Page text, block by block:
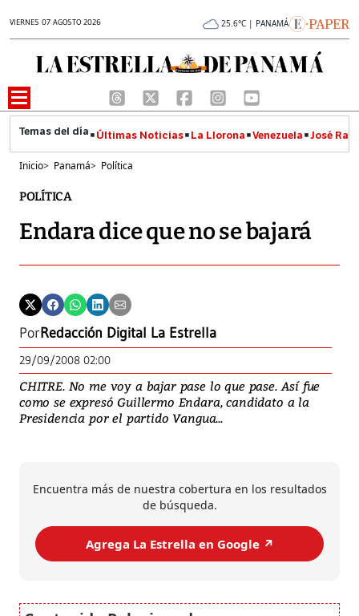
VIERNES 07 AGOSTO 2026 25.6°C | PANAMÁ
Últimas Noticias La Llorona Venezuela José
Inicio> Panamá> Política
POLÍTICA
Endara dice que no se bajará
PorRedacción Digital La Estrella
29/09/2008 02:00
CHITRE. No me voy a bajar pase lo que pase. Así fue
como se expresó Guillermo Endara, candidato a la
Presidencia por el partido Vangua...
Encuentra más de nuestra cobertura en los resultados
de búsqueda.
Agrega La Estrella en Google ↗️